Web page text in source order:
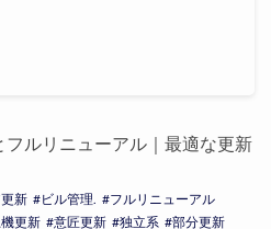
ルリニューアル｜最適な更新
更新 ビル管理.
フルリニューアル
更新 意匠更新 独立系 部分更新